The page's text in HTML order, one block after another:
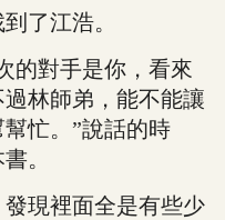
了江浩。
對手是你，看來
林師弟，能不能讓
忙。”說話的時
。
現裡面全是有些少